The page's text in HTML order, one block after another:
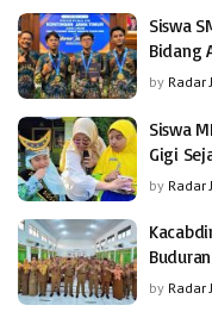
Siswa
Bidang
by Radar
Siswa
Gigi
by Radar
by Radar